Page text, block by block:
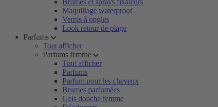
Brumes et sprays fixateurs
Maquillage waterproof
Vernis à ongles
Look retour de plage
Parfums
Tout afficher
Parfums femme
Tout afficher
Parfums
Parfum pour les cheveux
Brumes parfumées
Gels douche femme